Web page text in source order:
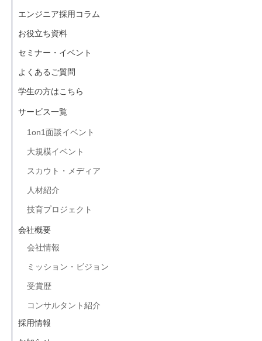
エンジニア採用コラム
お役立ち資料
セミナー・イベント
よくあるご質問
学生の方はこちら
サービス一覧
1on1面談イベント
大規模イベント
スカウト・メディア
人材紹介
技育プロジェクト
会社概要
会社情報
ミッション・ビジョン
受賞歴
コンサルタント紹介
採用情報